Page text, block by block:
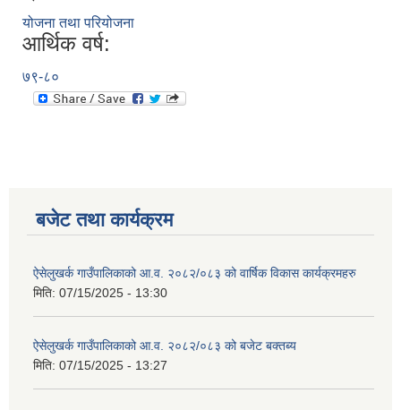
योजना तथा परियोजना
आर्थिक वर्ष:
७९-८०
बजेट तथा कार्यक्रम
ऐसेलुखर्क गाउँपालिकाको आ.व. २०८२/०८३ को वार्षिक विकास कार्यक्रमहरु
मिति: 07/15/2025 - 13:30
ऐसेलुखर्क गाउँपालिकाको आ.व. २०८२/०८३ को बजेट बक्तब्य
मिति: 07/15/2025 - 13:27